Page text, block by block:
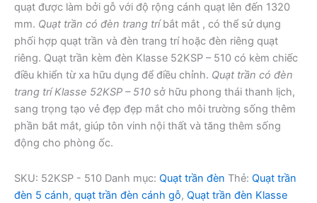
quạt được làm bởi gỗ với độ rộng cánh quạt lên đến 1320
mm. Quạt trần có đèn trang tríbắt mắt , có thể sử dụng
phối hợp quạt trần và đèn trang trí hoặc đèn riêng quạt
riêng. Quạt trần kèm đèn Klasse 52KSP – 510 có kèm chiếc
điều khiển từ xa hữu dụng để điều chỉnh. Quạt trần có đèn
trang trí Klasse 52KSP – 510 sở hữu phong thái thanh lịch,
sang trọng tạo vẻ đẹp đẹp mắt cho môi trường sống thêm
phần bắt mắt, giúp tôn vinh nội thất và tăng thêm sống
động cho phòng ốc.
SKU: 52KSP - 510 Danh mục: Quạt trần đèn Thẻ: Quạt trần
đèn 5 cánh, quạt trần đèn cánh gỗ, Quạt trần đèn Klasse